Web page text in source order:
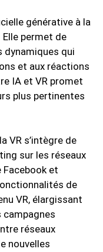
générative à la
permet de
dynamiques qui
et aux réactions
IA et VR promet
plus pertinentes
VR s’intègre de
sur les réseaux
et
de
VR, élargissant
campagnes
réseaux
nouvelles